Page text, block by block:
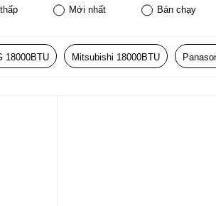
Mới nhất Bán chạy
18000BTU Mitsubishi 18000BTU